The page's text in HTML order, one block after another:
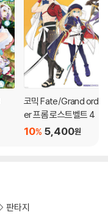
코믹 Fate/Grand ord
er 프롬 로스트벨트 4
5,400원
10%
판타지